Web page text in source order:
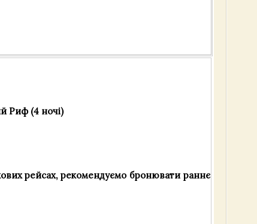
Риф (4 ночі)
рейсах, рекомендуємо бронювати раннє